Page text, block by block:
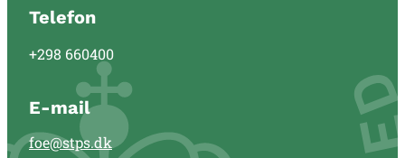
Telefon
+298 660400
E-mail
foe@stps.dk